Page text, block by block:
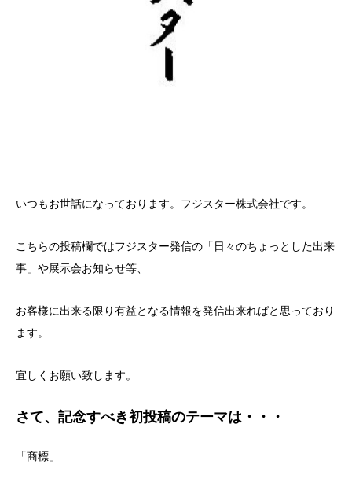
いつもお世話になっております。フジスター株式会社です。
こちらの投稿欄ではフジスター発信の「日々のちょっとした出来
事」や展示会お知らせ等、
お客様に出来る限り有益となる情報を発信出来ればと思っており
ます。
宜しくお願い致します。
さて、記念すべき初投稿のテーマは・・・
「商標」